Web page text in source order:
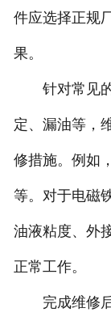
件应选择正规
果。
针对常见的
定、漏油等，
修措施。例如
等。对于电磁
油液粘度、外
正常工作。
完成维修后